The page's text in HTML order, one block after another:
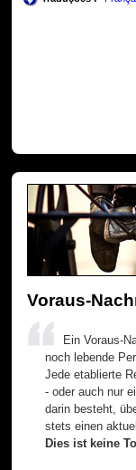
Voraus-
Ein Voraus-
noch lebende
Jede etablierte
- oder auch nur
darin besteht,
stets einen
Dies ist keine